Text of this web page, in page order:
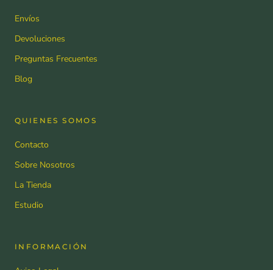
Envíos
Devoluciones
Preguntas Frecuentes
Blog
QUIENES SOMOS
Contacto
Sobre Nosotros
La Tienda
Estudio
INFORMACIÓN